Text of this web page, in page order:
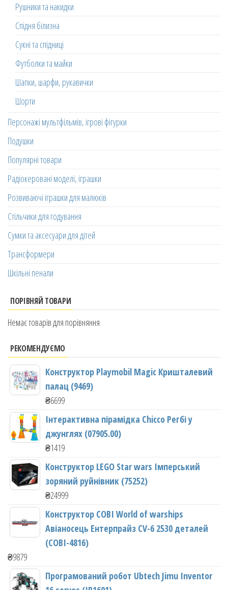
Рушники та накидки
Спідня білизна
Сукні та спідниці
Футболки та майки
Шапки, шарфи, рукавички
Шорти
Персонажі мультфільмів, ігрові фігурки
Подушки
Популярні товари
Радіокеровані моделі, іграшки
Розвиваючі іграшки для малюків
Стільчики для годування
Сумки та аксесуари для дітей
Трансформери
Шкільні пенали
ПОРІВНЯЙ ТОВАРИ
Немає товарів для порівняння
РЕКОМЕНДУЄМО
Конструктор Playmobil Magic Кришталевий
палац (9469)
₴6699
Інтерактивна пірамідка Chicco Регбі у
джунглях (07905.00)
₴1419
Конструктор LEGO Star wars Імперський
зоряний руйнівник (75252)
₴24999
Конструктор COBI World of warships
Авіаносець Ентерпрайз CV-6 2530 деталей
(COBI-4816)
₴9879
Програмований робот Ubtech Jimu Inventor